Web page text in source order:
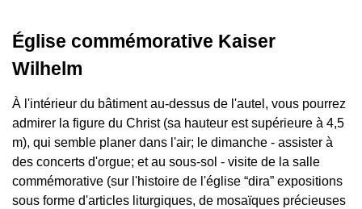
Église commémorative Kaiser
Wilhelm
À l'intérieur du bâtiment au-dessus de l'autel, vous pourrez
admirer la figure du Christ (sa hauteur est supérieure à 4,5
m), qui semble planer dans l'air; le dimanche - assister à
des concerts d'orgue; et au sous-sol - visite de la salle
commémorative (sur l'histoire de l'église “dira” expositions
sous forme d'articles liturgiques, de mosaïques précieuses